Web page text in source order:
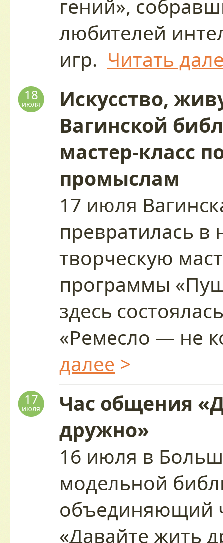
гений»,
любителей
игр. Читать
18
июля
Искусство,
Вагинской
мастер-класс
промыслам
17 июля
превратилась в
творческую
программы
здесь
«Ремесло — не
далее >
17
июля
Час общения
дружно»
16 июля в
модельной
объединяющий
«Давайте жить